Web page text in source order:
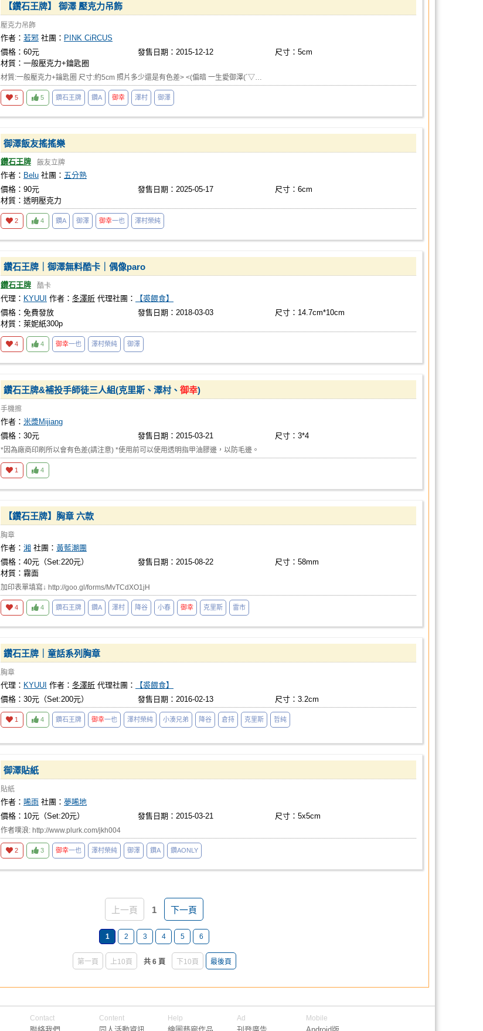
【鑽石王牌】 御澤 壓克力吊飾
壓克力吊飾
作者： 若邪 社團： PINK CiRCUS
價格：60元
發售日期：2015-12-12
尺寸：5cm
材質：一般壓克力+鑰匙圈
材質:一般壓克力+鑰匙圈 尺寸:約5cm 照片多少還是有色差> <(偏暗 一生愛御澤(´▽…
5 5 鑽石王牌 鑽A 御幸 澤村 御澤
御澤飯友搖搖樂
鑽石王牌 飯友立牌
作者： Belu 社團： 五分熟
價格：90元
發售日期：2025-05-17
尺寸：6cm
材質：透明壓克力
2 4 鑽A 御澤 御幸一也 澤村榮純
鑽石王牌｜御澤無料酷卡｜偶像paro
鑽石王牌 酷卡
代理： KYUUI 作者： 冬澤昕 代理社團：
【裘餵食】
價格：免費發放
發售日期：2018-03-03
尺寸：14.7cm*10cm
材質：萊妮紙300p
4 4 御幸一也 澤村榮純 御澤
鑽石王牌&補投手師徒三人組(克里斯、澤村、 御幸)
手機擦
作者： 米漿Mijiang
價格：30元
發售日期：2015-03-21 尺寸：3*4
*因為廠商印刷所以會有色差(請注意) *使用前可以使用透明指甲油膠邊，以防毛邊。
1 4
【鑽石王牌】胸章 六款
胸章
作者： 湘 社團： 黃藍潮團
價格：40元（Set:220元）
發售日期：2015-08-22
尺寸：58mm
材質：霧面
加印表單填寫↓ http://goo.gl/forms/MvTCdXO1jH
4 4 鑽石王牌 鑽A 澤村 降谷 小春 御幸 克里斯 雷市
鑽石王牌｜童話系列胸章
胸章
代理： KYUUI 作者： 冬澤昕 代理社團：
【裘餵食】
價格：30元（Set:200元）
發售日期：2016-02-13 尺寸：3.2cm
1 4 鑽石王牌 御幸一也 澤村榮純 小湊兄弟 降谷 倉持 克里斯 哲純
御澤貼紙
貼紙
作者： 唏雨 社團： 夢唏地
價格：10元（Set:20元）
發售日期：2015-03-21 尺寸：5x5cm
作者噗浪: http://www.plurk.com/jkh004
2 3 御幸一也 澤村榮純 御澤 鑽A 鑽AONLY
上一頁 1 下一頁
1 2 3 4 5 6
第一頁 上10頁 共 6 頁 下10頁 最後頁
Contact Content Help Ad Mobile